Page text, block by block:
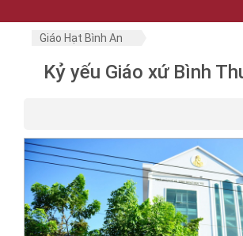
Giáo Hạt Bình An
Kỷ yếu Giáo xứ Bình